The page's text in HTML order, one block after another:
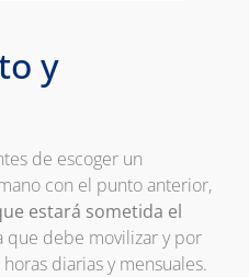
y
de escoger un
con el punto anterior,
estará sometida el
que debe movilizar y por
diarias y mensuales.